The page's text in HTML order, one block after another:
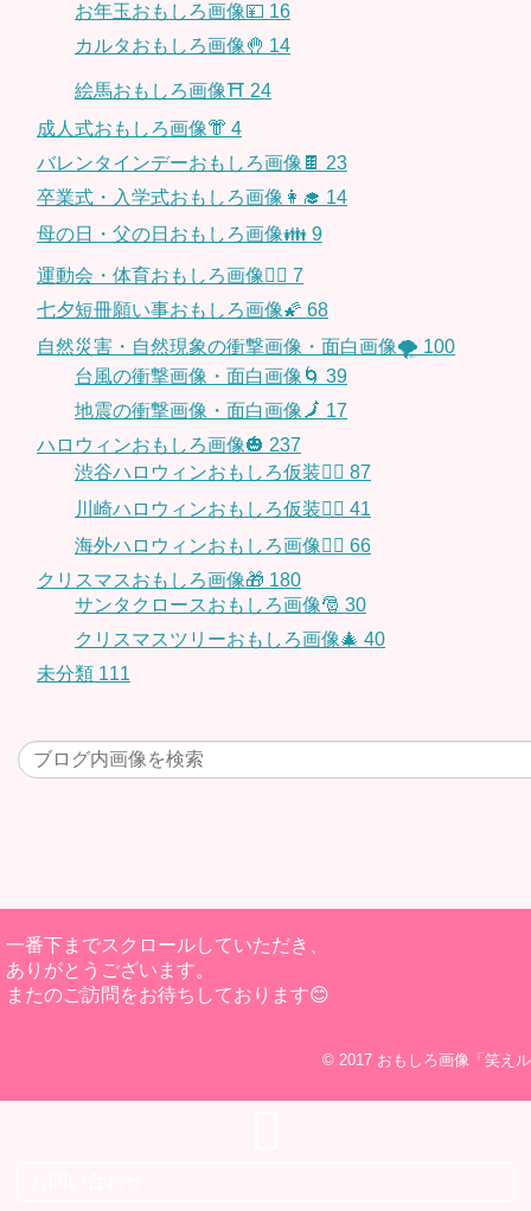
お年玉おもしろ画像💴 16
カルタおもしろ画像🤚 14
絵馬おもしろ画像⛩ 24
成人式おもしろ画像👘 4
バレンタインデーおもしろ画像🍫 23
卒業式・入学式おもしろ画像👩‍🎓 14
母の日・父の日おもしろ画像👪 9
運動会・体育おもしろ画像🤸‍♂️ 7
七夕短冊願い事おもしろ画像🌠 68
自然災害・自然現象の衝撃画像・面白画像🌪 100
台風の衝撃画像・面白画像🌀 39
地震の衝撃画像・面白画像🗾 17
ハロウィンおもしろ画像🎃 237
渋谷ハロウィンおもしろ仮装👯‍♂️ 87
川崎ハロウィンおもしろ仮装🧞‍♀️ 41
海外ハロウィンおもしろ画像🧛‍♂️ 66
クリスマスおもしろ画像🎁 180
サンタクロースおもしろ画像🎅 30
クリスマスツリーおもしろ画像🎄 40
未分類 111
一番下までスクロールしていただき、
ありがとうございます。
またのご訪問をお待ちしております😊
© 2017 おもしろ画像「笑え